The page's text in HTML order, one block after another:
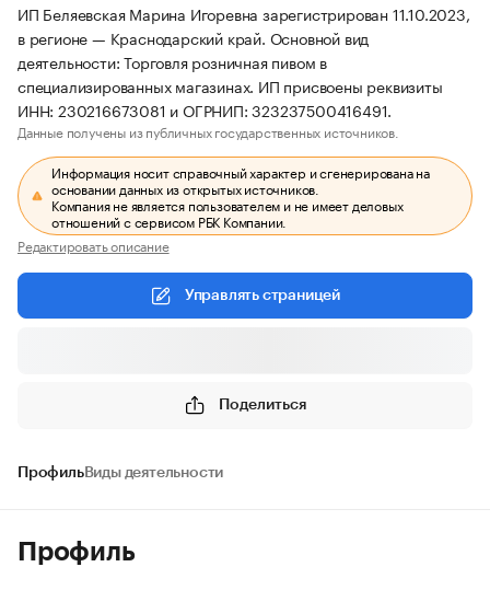
ИП Беляевская Марина Игоревна зарегистрирован 11.10.2023,
в регионе — Краснодарский край. Основной вид
деятельности: Торговля розничная пивом в
специализированных магазинах. ИП присвоены реквизиты
ИНН: 230216673081 и ОГРНИП: 323237500416491.
Данные получены из публичных государственных источников.
Информация носит справочный характер и сгенерирована на
основании данных из открытых источников.
Компания не является пользователем и не имеет деловых
отношений с сервисом РБК Компании.
Редактировать описание
Управлять страницей
Поделиться
ПрофильВиды деятельности
Профиль